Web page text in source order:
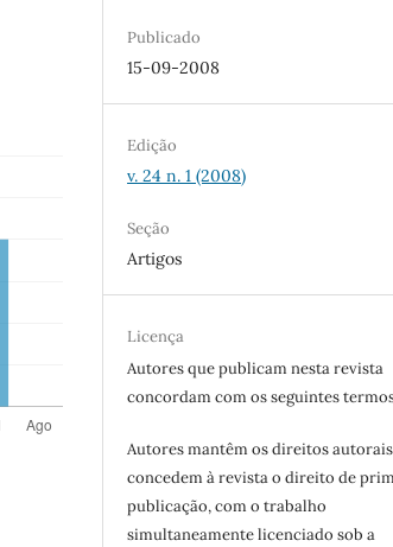
Publicado
15-09-2008
Edição
v. 24 n. 1 (2008)
Seção
Artigos
Licença
Autores que publicam nesta revista
concordam com os seguintes
Autores mantêm os direitos
concedem à revista o direito de
publicação, com o trabalho
simultaneamente licenciado sob a